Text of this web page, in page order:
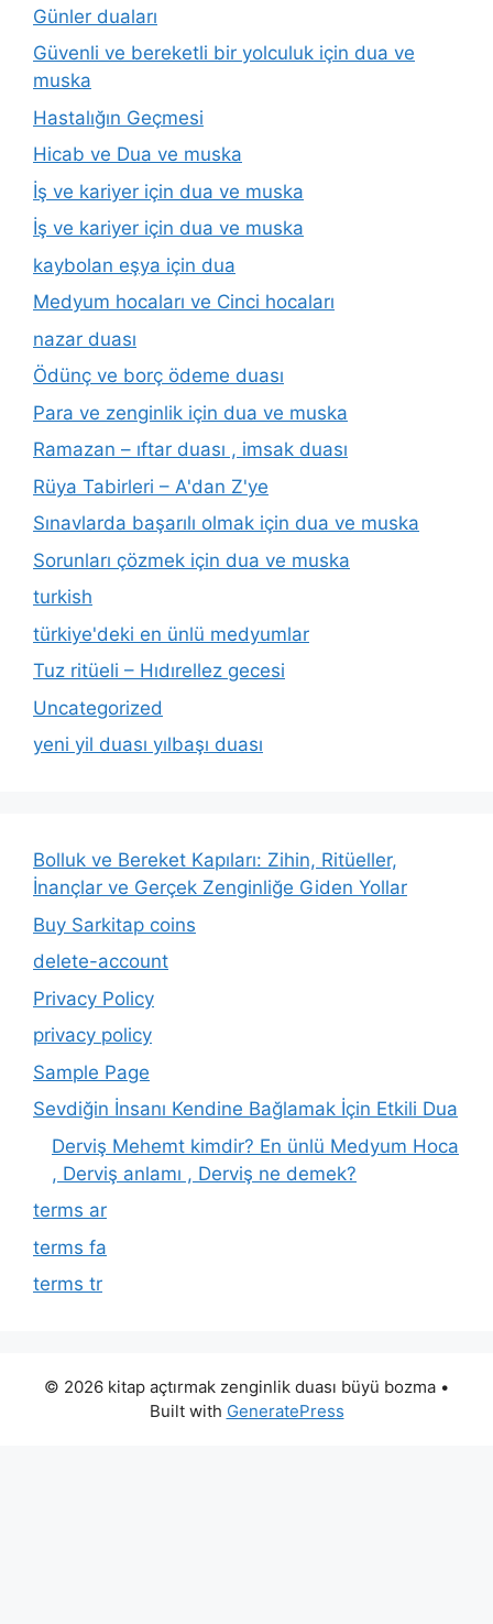
Günler duaları
Güvenli ve bereketli bir yolculuk için dua ve
muska
Hastalığın Geçmesi
Hicab ve Dua ve muska
İş ve kariyer için dua ve muska
İş ve kariyer için dua ve muska
kaybolan eşya için dua
Medyum hocaları ve Cinci hocaları
nazar duası
Ödünç ve borç ödeme duası
Para ve zenginlik için dua ve muska
Ramazan – ıftar duası , imsak duası
Rüya Tabirleri – A'dan Z'ye
Sınavlarda başarılı olmak için dua ve muska
Sorunları çözmek için dua ve muska
turkish
türkiye'deki en ünlü medyumlar
Tuz ritüeli – Hıdırellez gecesi
Uncategorized
yeni yil duası yılbaşı duası
Bolluk ve Bereket Kapıları: Zihin, Ritüeller,
İnançlar ve Gerçek Zenginliğe Giden Yollar
Buy Sarkitap coins
delete-account
Privacy Policy
privacy policy
Sample Page
Sevdiğin İnsanı Kendine Bağlamak İçin Etkili Dua
Derviş Mehemt kimdir? En ünlü Medyum Hoca
, Derviş anlamı , Derviş ne demek?
terms ar
terms fa
terms tr
© 2026 kitap açtırmak zenginlik duası büyü bozma •
Built with GeneratePress